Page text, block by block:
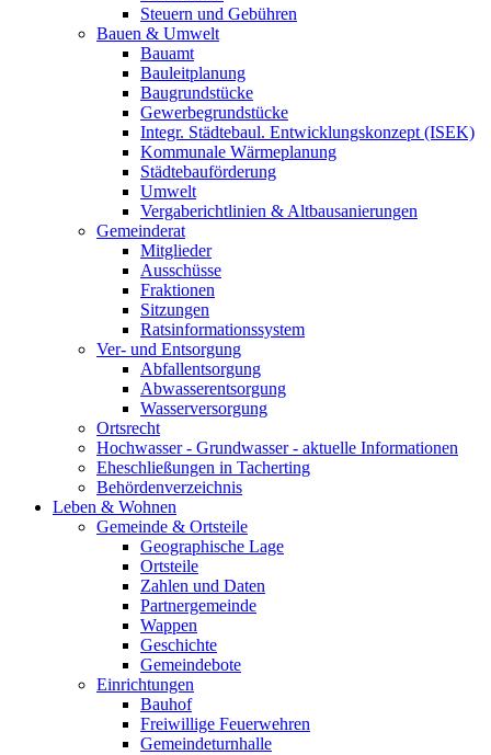
Steuern und Gebühren
Bauen & Umwelt
Bauamt
Bauleitplanung
Baugrundstücke
Gewerbegrundstücke
Integr. Städtebaul. Entwicklungskonzept (ISEK)
Kommunale Wärmeplanung
Städtebauförderung
Umwelt
Vergaberichtlinien & Altbausanierungen
Gemeinderat
Mitglieder
Ausschüsse
Fraktionen
Sitzungen
Ratsinformationssystem
Ver- und Entsorgung
Abfallentsorgung
Abwasserentsorgung
Wasserversorgung
Ortsrecht
Hochwasser - Grundwasser - aktuelle Informationen
Eheschließungen in Tacherting
Behördenverzeichnis
Leben & Wohnen
Gemeinde & Ortsteile
Geographische Lage
Ortsteile
Zahlen und Daten
Partnergemeinde
Wappen
Geschichte
Gemeindebote
Einrichtungen
Bauhof
Freiwillige Feuerwehren
Gemeindeturnhalle